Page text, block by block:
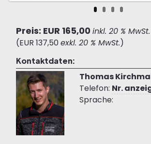
Preis: EUR 165,00 inkl. 20 % MwSt.
(EUR 137,50 exkl. 20 % MwSt.)
Kontaktdaten:
Thomas
Telefon: Nr.
Sprache: